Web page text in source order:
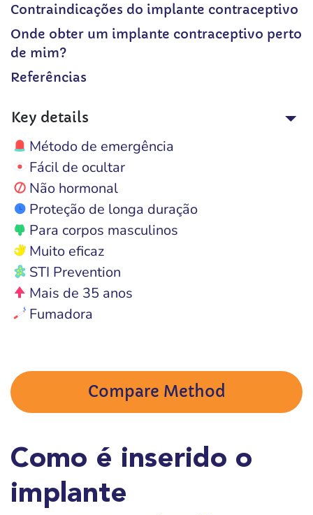
Contraindicações do implante contraceptivo
Onde obter um implante contraceptivo perto
de mim?
Referências
Key details
Método de emergência
Fácil de ocultar
Não hormonal
Proteção de longa duração
Para corpos masculinos
Muito eficaz
STI Prevention
Mais de 35 anos
Fumadora
Compare Method
Como é inserido o
implante